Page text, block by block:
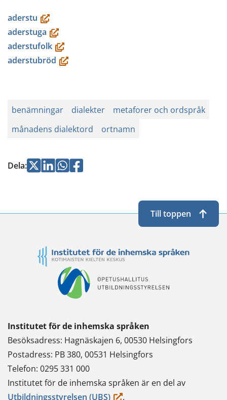
aderstu (öppnas
i
ett
nytt
till
en
tjänst)
aderstuga (öppnas
i
ett
flyttar
till
annan
tjänst)
aderstufolk(öppnas
i
du
flyttar
en
annan
aderstubröd (öppnas
fönster,
du
till
en
benämningar dialekter
metaforer och ordspråk
månadens dialektord
ortnamn
Dela:Jaa Jaa Jaa
Jaa
Institutet för de inhemska språken
Besöksadress: Hagnäskajen 6, 00530 Helsingfors
Postadress: PB 380, 00531 Helsingfors
Telefon: 0295 331 000
Institutet för de inhemska språken är en del av
Utbildningsstyrelsen (UBS)(du.
Till toppen